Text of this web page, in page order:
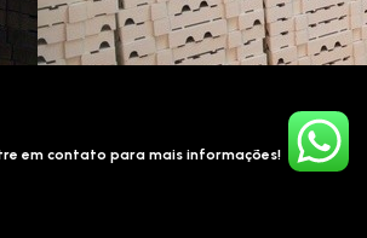
em contato para mais informações!